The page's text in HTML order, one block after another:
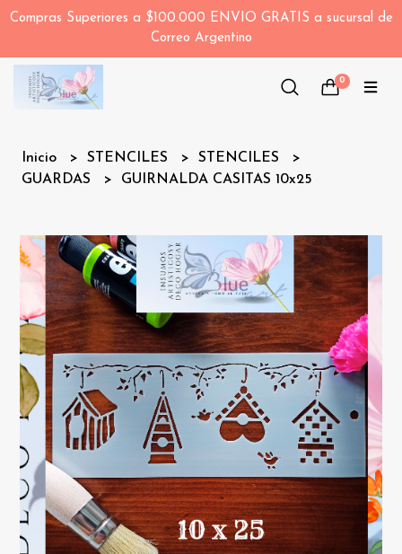
Compras Superiores a $100.000 ENVIO GRATIS a sucursal de
Correo Argentino
0
Inicio STENCILES
STENCILES
GUARDAS
GUIRNALDA CASITAS 10x25